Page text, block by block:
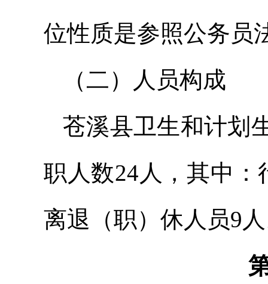
位性质是参照公务员
（二）人员构成
苍溪县卫生和计划
职人数24人，其中
离退（职）休人员9